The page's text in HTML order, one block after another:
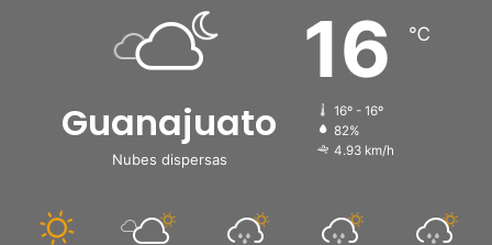
Guanajuato
Nubes dispersas
16 ℃
16º - 16º
82%
4.93 km/h